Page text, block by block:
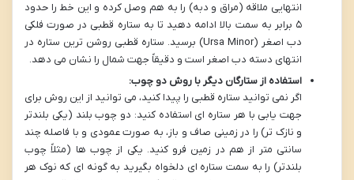
انتهایی ملاقه (مراق و دبه) را به هم وصل کرده و این خط را حدود
۵ برابر به سمت بالا ادامه دهید تا به ستاره قطبی در صورت فلکی
دب اصغر (Ursa Minor) برسید. ستاره قطبی روشن ترین ستاره در
انتهای دسته دب اصغر است و دقیقاً جهت شمال را نشان می دهد.
استفاده از ستارگان دیگر با روش دو چوب:
اگر نمی توانید ستاره قطبی را پیدا کنید، می توانید از این روش برای
جهت یابی با هر ستاره ای استفاده کنید: دو چوب بلند (یکی بلندتر
و نازک تر) را در زمینی صاف و باز، به صورت عمودی و با فاصله چند
سانتی متر از هم در زمین فرو کنید. یکی از چوب ها (مثلاً چوب
بلندتر) را به سمت ستاره ای دلخواه بگیرید به گونه ای که نوک هر